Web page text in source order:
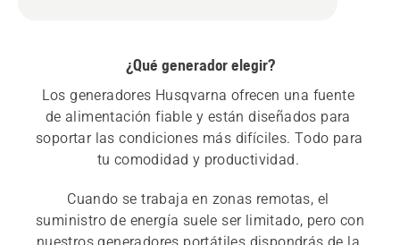
¿Qué generador elegir?
Los generadores Husqvarna ofrecen una fuente
de alimentación fiable y están diseñados para
soportar las condiciones más difíciles. Todo para
Cuando se trabaja en zonas remotas, el
suministro de energía suele ser limitado, pero con